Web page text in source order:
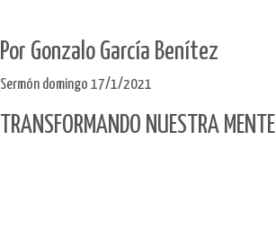
Por Gonzalo García Benítez​
Sermón domingo 17/1/2021
TRANSFORMANDO NUESTRA MENTE